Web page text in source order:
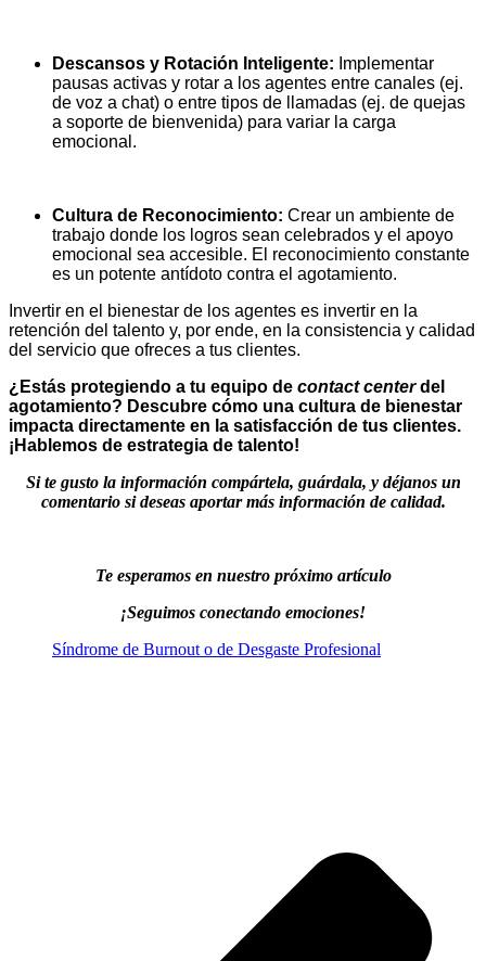
Descansos y Rotación Inteligente: Implementar
pausas activas y rotar a los agentes entre canales (ej.
de voz a chat) o entre tipos de llamadas (ej. de quejas
a soporte de bienvenida) para variar la carga
emocional.
Cultura de Reconocimiento: Crear un ambiente de
trabajo donde los logros sean celebrados y el apoyo
emocional sea accesible. El reconocimiento constante
es un potente antídoto contra el agotamiento.
Invertir en el bienestar de los agentes es invertir en la
retención del talento y, por ende, en la consistencia y calidad
del servicio que ofreces a tus clientes.
¿Estás protegiendo a tu equipo de contact centerdel
agotamiento? Descubre cómo una cultura de bienestar
impacta directamente en la satisfacción de tus clientes.
¡Hablemos de estrategia de talento!
Si te gusto la información compártela, guárdala, y déjanos un
comentario si deseas aportar más información de calidad.
Te esperamos en nuestro próximo artículo
¡Seguimos conectando emociones!
Síndrome de Burnout o de Desgaste Profesional